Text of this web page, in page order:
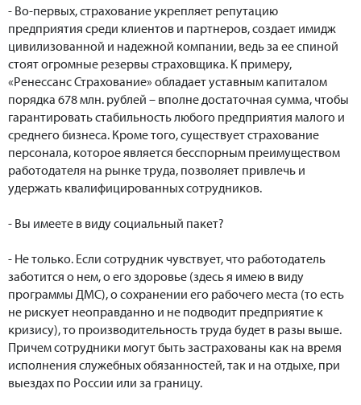
- Во-первых, страхование укрепляет репутацию
предприятия среди клиентов и партнеров, создает имидж
цивилизованной и надежной компании, ведь за ее спиной
стоят огромные резервы страховщика. К примеру,
«Ренессанс Страхование» обладает уставным капиталом
порядка 678 млн. рублей – вполне достаточная сумма, чтобы
гарантировать стабильность любого предприятия малого и
среднего бизнеса. Кроме того, существует страхование
персонала, которое является бесспорным преимуществом
работодателя на рынке труда, позволяет привлечь и
удержать квалифицированных сотрудников.
- Вы имеете в виду социальный пакет?
- Не только. Если сотрудник чувствует, что работодатель
заботится о нем, о его здоровье (здесь я имею в виду
программы ДМС), о сохранении его рабочего места (то есть
не рискует неоправданно и не подводит предприятие к
кризису), то производительность труда будет в разы выше.
Причем сотрудники могут быть застрахованы как на время
исполнения служебных обязанностей, так и на отдыхе, при
выездах по России или за границу.